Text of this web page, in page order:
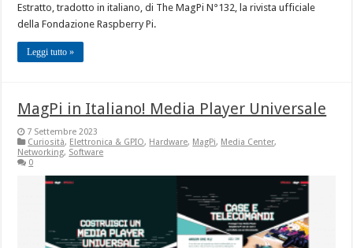
Estratto, tradotto in italiano, di The MagPi N°132, la rivista ufficiale
della Fondazione Raspberry Pi.
Leggi tutto »
MagPi in Italiano! Media Player Universale
7 Settembre 2023
Curiosità, Elettronica & GPIO, Hardware, MagPi, Media Center,
Networking, Software
0